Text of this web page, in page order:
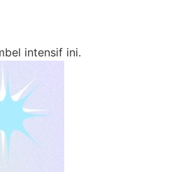
intensif ini.